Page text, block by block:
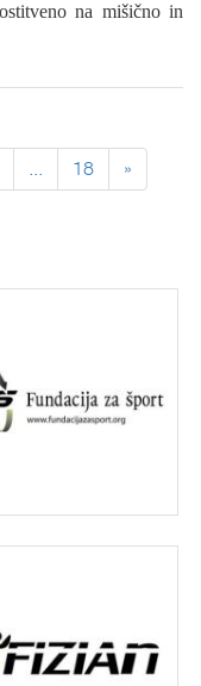
na mišično in
... 18 »